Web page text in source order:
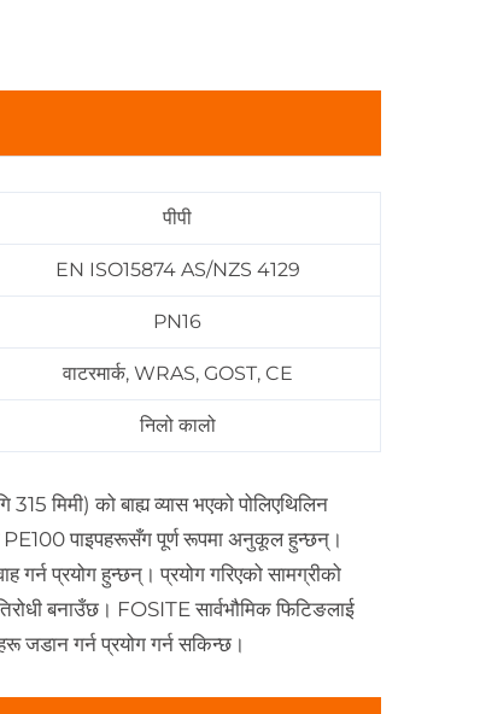
पीपी
EN ISO15874 AS/NZS 4129
PN16
वाटरमार्क, WRAS, GOST, CE
निलो कालो
मिमी) को बाह्य व्यास भएको पोलिएथिलिन
पाइपहरूसँग पूर्ण रूपमा अनुकूल हुन्छन्।
गर्न प्रयोग हुन्छन्। प्रयोग गरिएको सामग्रीको
बनाउँछ। FOSITE सार्वभौमिक फिटिङलाई
जडान गर्न प्रयोग गर्न सकिन्छ।